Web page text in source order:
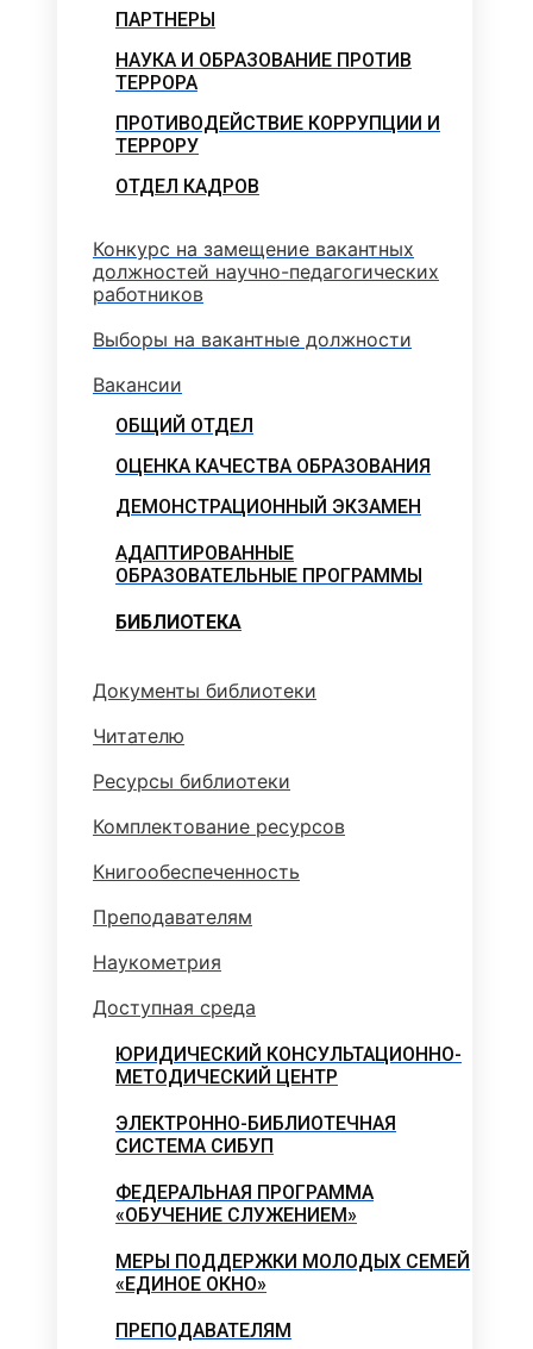
ПАРТНЕРЫ
НАУКА И ОБРАЗОВАНИЕ ПРОТИВ
ТЕРРОРА
ПРОТИВОДЕЙСТВИЕ КОРРУПЦИИ И
ТЕРРОРУ
ОТДЕЛ КАДРОВ
Конкурс на замещение вакантных
должностей научно-педагогических
работников
Выборы на вакантные должности
Вакансии
ОБЩИЙ ОТДЕЛ
ОЦЕНКА КАЧЕСТВА ОБРАЗОВАНИЯ
ДЕМОНСТРАЦИОННЫЙ ЭКЗАМЕН
АДАПТИРОВАННЫЕ
ОБРАЗОВАТЕЛЬНЫЕ ПРОГРАММЫ
БИБЛИОТЕКА
Документы библиотеки
Читателю
Ресурсы библиотеки
Комплектование ресурсов
Книгообеспеченность
Преподавателям
Наукометрия
Доступная среда
ЮРИДИЧЕСКИЙ КОНСУЛЬТАЦИОННО-
МЕТОДИЧЕСКИЙ ЦЕНТР
ЭЛЕКТРОННО-БИБЛИОТЕЧНАЯ
СИСТЕМА СИБУП
ФЕДЕРАЛЬНАЯ ПРОГРАММА
«ОБУЧЕНИЕ СЛУЖЕНИЕМ»
МЕРЫ ПОДДЕРЖКИ МОЛОДЫХ СЕМЕЙ
«ЕДИНОЕ ОКНО»
ПРЕПОДАВАТЕЛЯМ